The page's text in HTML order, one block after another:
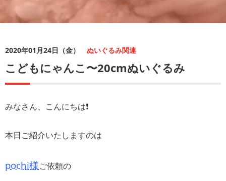
2020年01月24日（金） ぬいぐるみ関連
こどもにゃんこ〜20cmぬいぐるみ
みなさん、こんにちは❗️
本日ご紹介いたしますのは
pochi様ご依頼の